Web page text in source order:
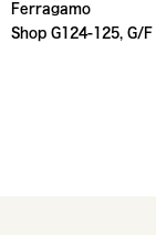
Ferragamo
Shop G124-125, G/F